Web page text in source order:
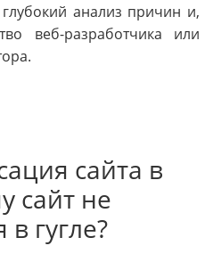
анализ причин и,
веб-разработчика или
сайта в
сайт не
гугле?